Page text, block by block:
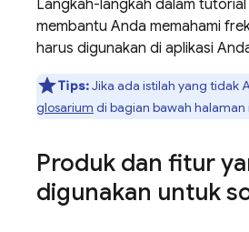
Langkah-langkah dalam
membantu Anda memahami
harus digunakan di aplikasi
Tips:Jika ada istilah yang tidak
glosarium di bagian bawah halaman
Produk dan fitur
digunakan untuk